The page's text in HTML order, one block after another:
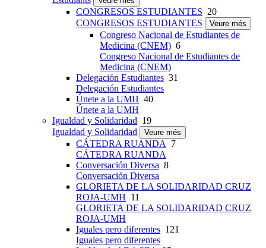
CONGRESOS ESTUDIANTES 20
CONGRESOS ESTUDIANTES
Veure més
Congreso Nacional de Estudiantes de
Medicina (CNEM) 6
Congreso Nacional de Estudiantes de
Medicina (CNEM)
Delegación Estudiantes 31
Delegación Estudiantes
Únete a la UMH 40
Únete a la UMH
Igualdad y Solidaridad 19
Igualdad y Solidaridad
Veure més
CÁTEDRA RUANDA
7
CÁTEDRA RUANDA
Conversación Diversa 8
Conversación Diversa
GLORIETA DE LA SOLIDARIDAD CRUZ
ROJA-UMH 11
GLORIETA DE LA SOLIDARIDAD CRUZ
ROJA-UMH
Iguales pero diferentes 121
Iguales pero diferentes